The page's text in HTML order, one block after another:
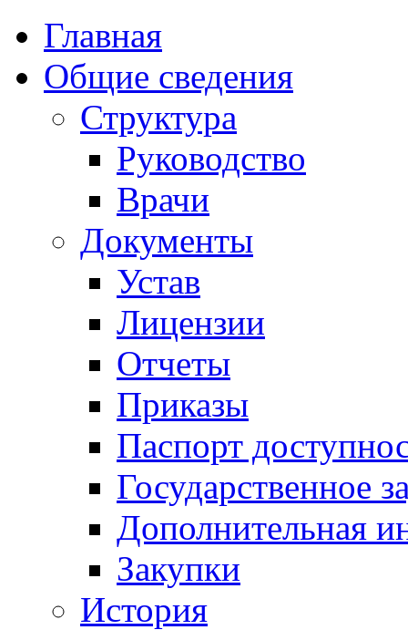
Главная
Общие сведения
Структура
Руководство
Врачи
Документы
Устав
Лицензии
Отчеты
Приказы
Паспорт
Государственное
Дополнительная
Закупки
История